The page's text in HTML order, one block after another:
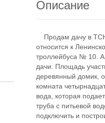
Описание
Продам дачу в
относится к
троллейбуса № 10.
дачи. Площадь
деревянный домик,
комната
вода, которая
труба с питьевой
подключить и